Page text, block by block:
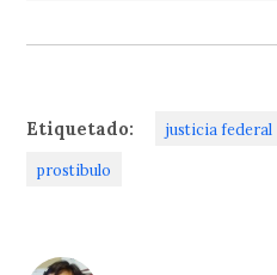
Etiquetado: justicia federal
prostibulo